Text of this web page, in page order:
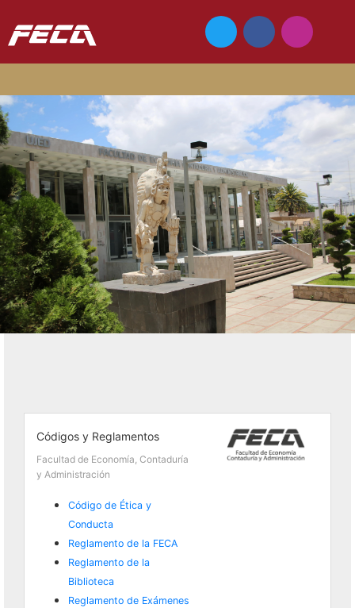
Códigos y Reglamentos
Facultad de Economía, Contaduría
y Administración
Código de Ética y
Conducta
Reglamento de la FECA
Reglamento de la
Biblioteca
Reglamento de Exámenes